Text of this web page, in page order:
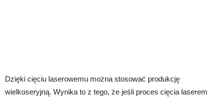
Dzięki cięciu laserowemu można stosować produkcję
wielkoseryjną. Wynika to z tego, że jeśli proces cięcia laserem